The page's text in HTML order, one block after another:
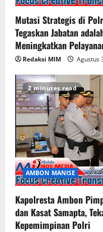
Mutasi Strategis di
Tegaskan Jabatan
Meningkatkan
Redaksi MIM Agustus
2 minutes read
AMBON MANISE
Kapolresta Ambon
dan Kasat Samapta,
Kepemimpinan Polri